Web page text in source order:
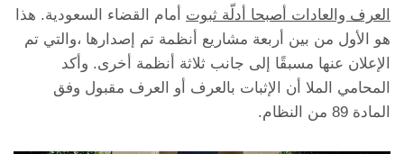
العرف والعادات أصبحا أدلّة ثبوت أمام القضاء السعودية. هذا
هو الأول من بين أربعة مشاريع أنظمة تم إصدارها ،والتي تم
الإعلان عنها مسبقًا إلى جانب ثلاثة أنظمة أخرى. وأكد
المحامي الملا أن الإثبات بالعرف أو العرف مقبول وفق
المادة 89 من النظام.